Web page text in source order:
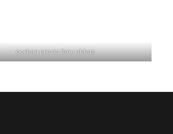
qurban prozis ibnu abbas